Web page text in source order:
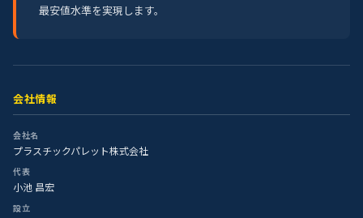
最安値水準を実現します。
会社情報
会社名
プラスチックパレット株式会社
代表
小池 昌宏
設立